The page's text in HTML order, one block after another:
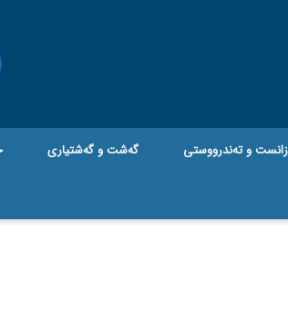
زانست و تەندرووستی گه‌شت و گه‌شتیاری